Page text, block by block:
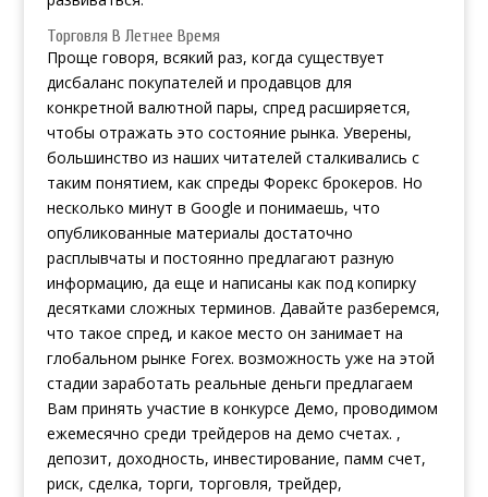
Торговля В Летнее Время
Проще говоря, всякий раз, когда существует
дисбаланс покупателей и продавцов для
конкретной валютной пары, спред расширяется,
чтобы отражать это состояние рынка. Уверены,
большинство из наших читателей сталкивались с
таким понятием, как спреды Форекс брокеров. Но
несколько минут в Google и понимаешь, что
опубликованные материалы достаточно
расплывчаты и постоянно предлагают разную
информацию, да еще и написаны как под копирку
десятками сложных терминов. Давайте разберемся,
что такое спред, и какое место он занимает на
глобальном рынке Forex. возможность уже на этой
стадии заработать реальные деньги предлагаем
Вам принять участие в конкурсе Демо, проводимом
ежемесячно среди трейдеров на демо счетах. ,
депозит, доходность, инвестирование, памм счет,
риск, сделка, торги, торговля, трейдер,